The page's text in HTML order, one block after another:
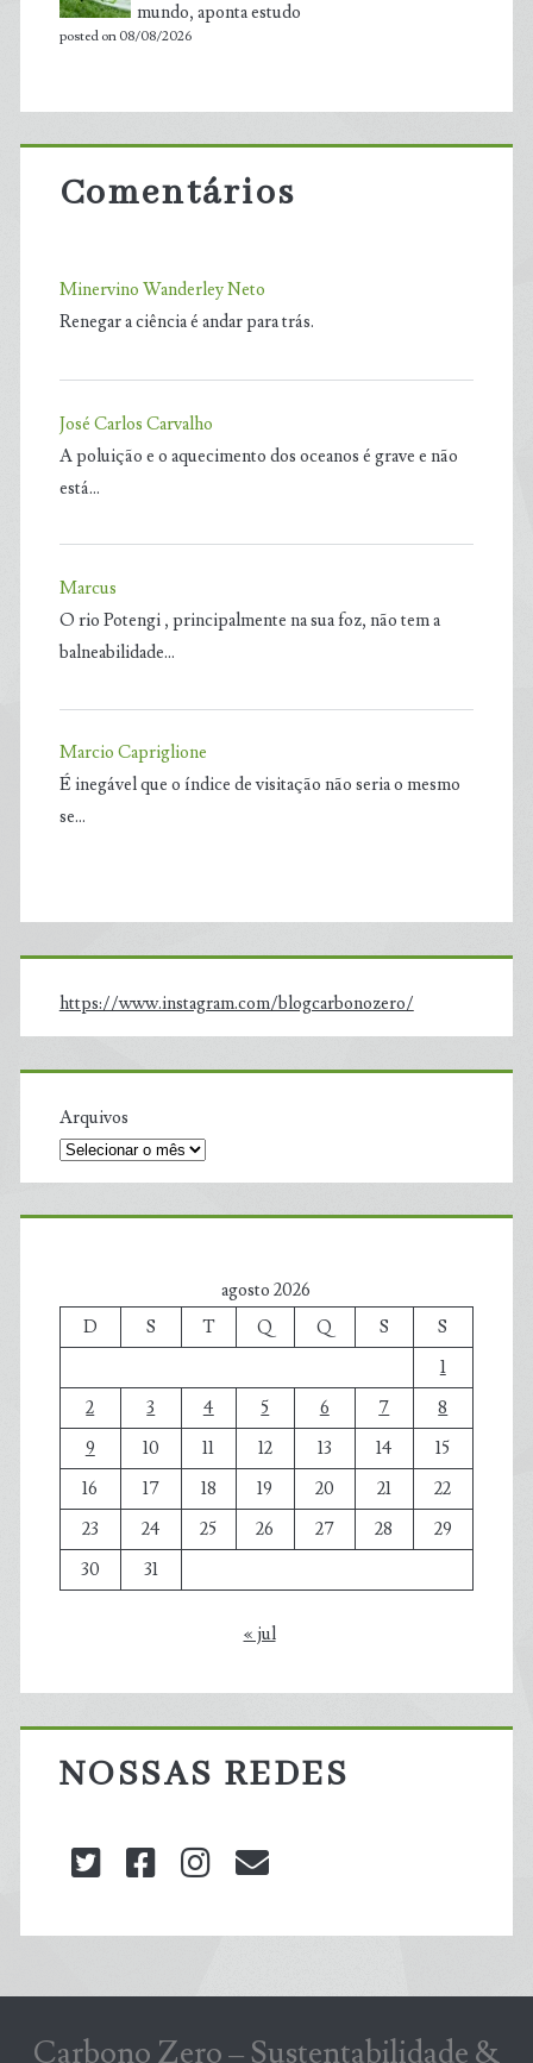
mundo, aponta estudo
posted on 08/08/2026
Comentários
Minervino Wanderley Neto
Renegar a ciência é andar para trás.
José Carlos Carvalho
A poluição e o aquecimento dos oceanos é grave e não
está…
Marcus
O rio Potengi , principalmente na sua foz, não tem a
balneabilidade…
Marcio Capriglione
É inegável que o índice de visitação não seria o mesmo
se…
https://www.instagram.com/blogcarbonozero/
Arquivos
agosto 2026
D
S T Q Q S
S
1
2
3 4 5 6 7
8
9
10 11 12 13 14
15
16
17 18 19 20 21
22
23
24 25 26 27 28
29
30
31
« jul
NOSSAS REDES
twitterfacebookinstagram
Carbono Zero – Sustentabilidade &